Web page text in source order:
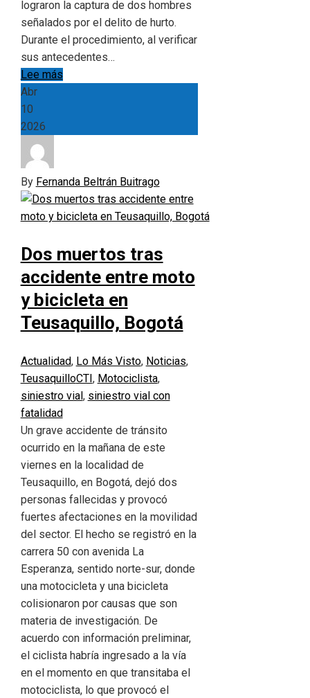
lograron la captura de dos hombres
señalados por el delito de hurto.
Durante el procedimiento, al verificar
sus antecedentes…
Lee más
Abr
10
2026
By Fernanda Beltrán Buitrago
Dos muertos tras
accidente entre moto
y bicicleta en
Teusaquillo, Bogotá
Actualidad, Lo Más Visto, Noticias,
TeusaquilloCTI , Motociclista,
siniestro vial , siniestro vial con
fatalidad
Un grave accidente de tránsito
ocurrido en la mañana de este
viernes en la localidad de
Teusaquillo, en Bogotá, dejó dos
personas fallecidas y provocó
fuertes afectaciones en la movilidad
del sector. El hecho se registró en la
carrera 50 con avenida La
Esperanza, sentido norte-sur, donde
una motocicleta y una bicicleta
colisionaron por causas que son
materia de investigación. De
acuerdo con información preliminar,
el ciclista habría ingresado a la vía
en el momento en que transitaba el
motociclista, lo que provocó el